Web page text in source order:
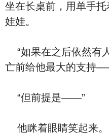
坐在长桌前，用单手
娃娃。
“如果在之后依然有
亡前给他最大的支持
“但前提是——”
他眯着眼睛笑起来。